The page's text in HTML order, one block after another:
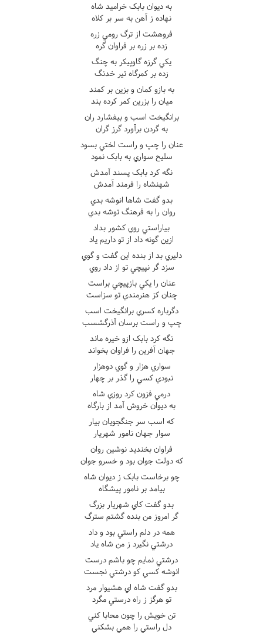
به ديوان بابک خراميد شاه
نهاده ز آهن به سر بر کلاه
فروهشت از ترگ رومي زره
زده بر زره بر فراوان گره
يکي گرزه گاوپيکر به چنگ
زده بر کمرگاه تير خدنگ
به بازو کمان و بزين بر کمند
ميان را بزرين کمر کرده بند
برانگيخت اسب و بيفشارد ران
به گردن برآورد گرز گران
عنان را چپ و راست لختي بسود
سليح سواري به بابک نمود
نگه کرد بابک پسند آمدش
شهنشاه را فرمند آمدش
بدو گفت شاها انوشه بدي
روان را به فرهنگ توشه بدي
بياراستي روي کشور بداد
ازين گونه داد از تو داريم ياد
دليري بد از بنده اين گفت و گوي
سزد گر نپيچي تو از داد روي
عنان را يکي بازپيچي براست
چنان کز هنرمندي تو سزاست
دگرباره کسري برانگيخت اسب
چپ و راست برسان آذرگشسب
نگه کرد بابک ازو خيره ماند
جهان آفرين را فراوان بخواند
سواري هزار و گوي دوهزار
نبودي کسي را گذر بر چهار
درمي فزون کرد روزي شاه
به ديوان خروش آمد از بارگاه
که اسب سر جنگجويان بيار
سوار جهان نامور شهريار
فراوان بخنديد نوشين روان
که دولت جوان بود و خسرو جوان
چو برخاست بابک ز ديوان شاه
بيامد بر نامور پيشگاه
بدو گفت کاي شهريار بزرگ
گر امروز من بنده گشتم سترگ
همه در دلم راستي بود و داد
درشتي نگيرد ز من شاه ياد
درشتي نمايم چو باشم درست
انوشه کسي کو درشتي نجست
بدو گفت شاه اي هشيوار مرد
تو هرگز ز راه درستي مگرد
تن خويش را چون محابا کني
دل راستي را همي بشکني